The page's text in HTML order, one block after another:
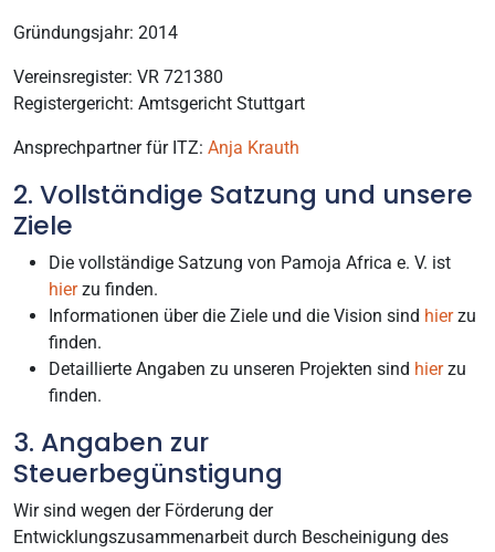
Gründungsjahr: 2014
Vereinsregister: VR 721380
Registergericht: Amtsgericht Stuttgart
Ansprechpartner für ITZ: Anja Krauth
2. Vollständige Satzung und unsere
Ziele
Die vollständige Satzung von Pamoja Africa e. V. ist
hier​ zu finden.
Informationen über die Ziele und die Vision sind hierzu
finden.
Detaillierte Angaben zu unseren Projekten sind hierzu
finden.
3. Angaben zur
Steuerbegünstigung
Wir sind wegen der Förderung der
Entwicklungszusammenarbeit durch Bescheinigung des